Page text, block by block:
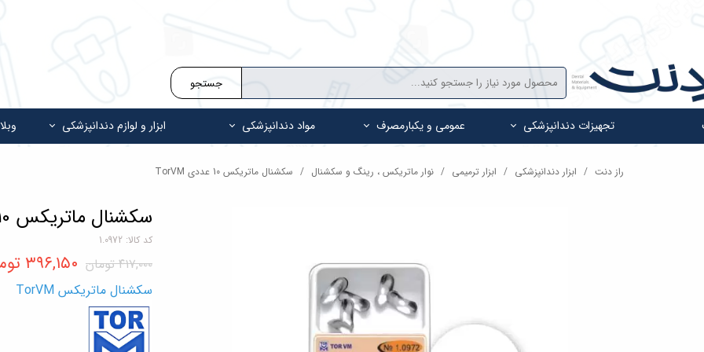
جستجو
تجهیزات دندانپزشکی عمومی و یکبارمصرف مواد دندانپزشکی ابزار و لوازم دندانپزشکی
راز دنت ابزار دندانپزشکی ابزار ترمیمی نوار ماتریکس ، رینگ و سکشنال سکشنال ماتریکس 10 عددی TorVM
سکشنال ماتریکس 10 عددی TorVM
کد کالا: 1.0972
۴۱۷,۰۰۰ تومان ۳۹۶,۱۵۰ تومان
سکشنال ماتریکس TorVM